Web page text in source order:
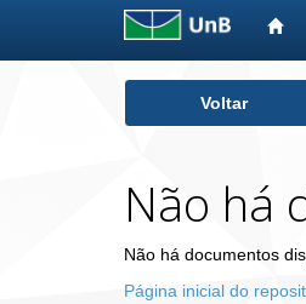
Voltar
Não há
Não há documentos
Página inicial do